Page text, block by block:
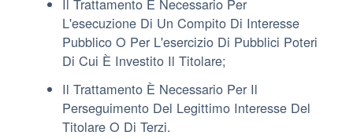
L'esecuzione Di Un Compito Di Interesse
Pubblico O Per L'esercizio Di Pubblici Poteri
Di Cui È Investito Il Titolare;
Il Trattamento È Necessario Per Il
Perseguimento Del Legittimo Interesse Del
Titolare O Di Terzi.